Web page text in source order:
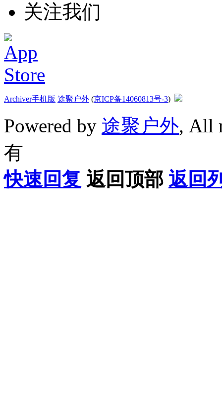
关注我们
Archiver手机版 途聚户外 (京ICP备14060813号-3)
Powered by 途聚户外, All
有
快速回复 返回顶部 返回